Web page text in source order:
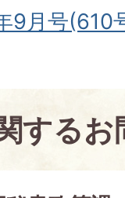
9月号(610
する